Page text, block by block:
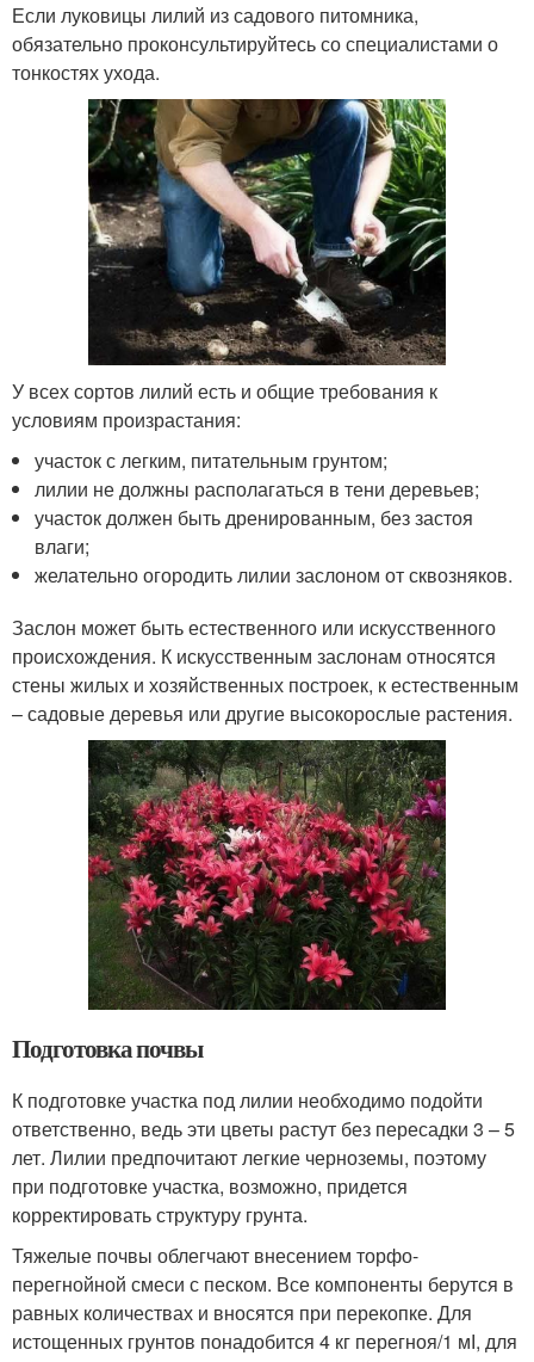
Если луковицы лилий из садового питомника,
обязательно проконсультируйтесь со специалистами о
тонкостях ухода.
У всех сортов лилий есть и общие требования к
условиям произрастания:
участок с легким, питательным грунтом;
лилии не должны располагаться в тени деревьев;
участок должен быть дренированным, без застоя
влаги;
желательно огородить лилии заслоном от сквозняков.
Заслон может быть естественного или искусственного
происхождения. К искусственным заслонам относятся
стены жилых и хозяйственных построек, к естественным
– садовые деревья или другие высокорослые растения.
Подготовка почвы
К подготовке участка под лилии необходимо подойти
ответственно, ведь эти цветы растут без пересадки 3 – 5
лет. Лилии предпочитают легкие черноземы, поэтому
при подготовке участка, возможно, придется
корректировать структуру грунта.
Тяжелые почвы облегчают внесением торфо-
перегнойной смеси с песком. Все компоненты берутся в
равных количествах и вносятся при перекопке. Для
истощенных грунтов понадобится 4 кг перегноя/1 мІ, для